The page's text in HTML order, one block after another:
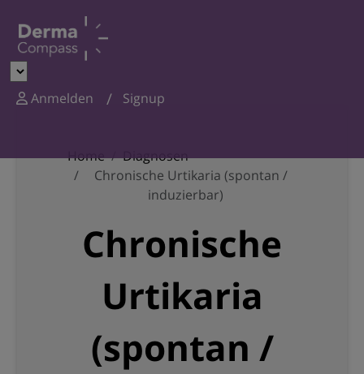
Anmelden Signup
Home
Diagnosen
Chronische Urtikaria (spontan /
induzierbar)
Chronische
Urtikaria
(spontan /